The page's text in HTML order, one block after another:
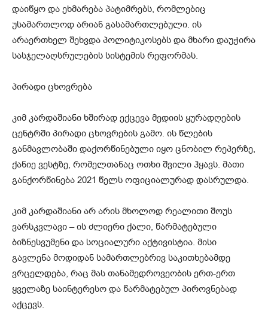
დაიწყო და ეხმარება პატიმრებს, რომლებიც
უსამართლოდ არიან გასამართლებული. ის
არაერთხელ შეხვდა პოლიტიკოსებს და მხარი დაუჭირა
სასჯელაღსრულების სისტემის რეფორმას.
პირადი ცხოვრება
კიმ კარდაშიანი ხშირად ექცევა მედიის ყურადღების
ცენტრში პირადი ცხოვრების გამო. ის წლების
განმავლობაში დაქორწინებული იყო ცნობილ რეპერზე,
ქანიე ვესტზე, რომელთანაც ოთხი შვილი ჰყავს. მათი
განქორწინება 2021 წელს ოფიციალურად დასრულდა.
კიმ კარდაშიანი არ არის მხოლოდ რეალითი შოუს
ვარსკვლავი – ის ძლიერი ქალი, წარმატებული
ბიზნესვუმენი და სოციალური აქტივისტია. მისი
გავლენა მოდიდან სამართლებრივ საკითხებამდე
ვრცელდება, რაც მას თანამედროვეობის ერთ-ერთ
ყველაზე საინტერესო და წარმატებულ პიროვნებად
აქცევს.